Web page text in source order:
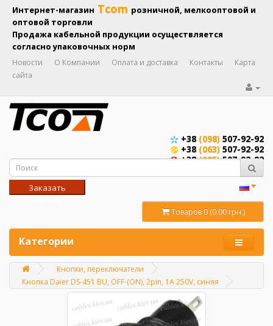
Интернет-магазин Tcom розничной, мелкооптовой и
оптовой торговли
Продажа кабельной продукции осуществляется
согласно упаковочных норм
Новости О Компании Оплата и доставка Контакты
Карта
сайта
+38 (098) 507-92-92
+38 (063) 507-92-92
+38(095)507-92-92
Заказать
Товаров 0 (0.00 грн.)
Категории
Главная
Кнопки, переключатели
Кнопка Daier DS-451 BU, OFF-(ON), 2pin, 1A 250V, синяя